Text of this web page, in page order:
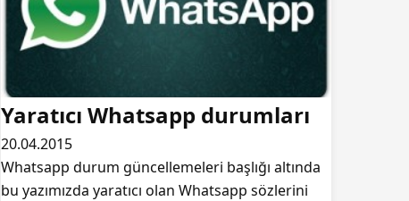
Yaratıcı Whatsapp durumları
20.04.2015
Whatsapp durum güncellemeleri başlığı altında
bu yazımızda yaratıcı olan Whatsapp sözlerini